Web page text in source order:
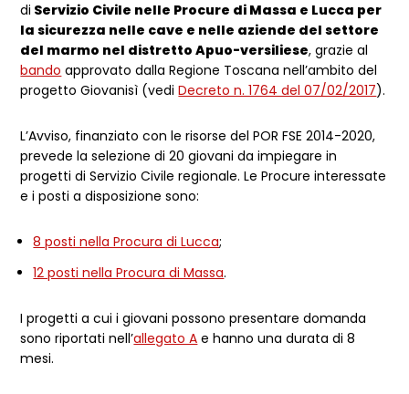
di Servizio Civile nelle Procure di Massa e Lucca per
la sicurezza nelle cave e nelle aziende del settore
del marmo nel distretto Apuo-versiliese, grazie al
bando approvato dalla Regione Toscana nell’ambito del
progetto Giovanisì (vediDecreto n. 1764 del 07/02/2017).
L’Avviso, finanziato con le risorse del POR FSE 2014-2020,
prevede la selezione di 20 giovani da impiegare in
progetti di Servizio Civile regionale. Le Procure interessate
e i posti a disposizione sono:
8 posti nella Procura di Lucca;
12 posti nella Procura di Massa.
I progetti a cui i giovani possono presentare domanda
sono riportati nell’allegato A e hanno una durata di 8
mesi.